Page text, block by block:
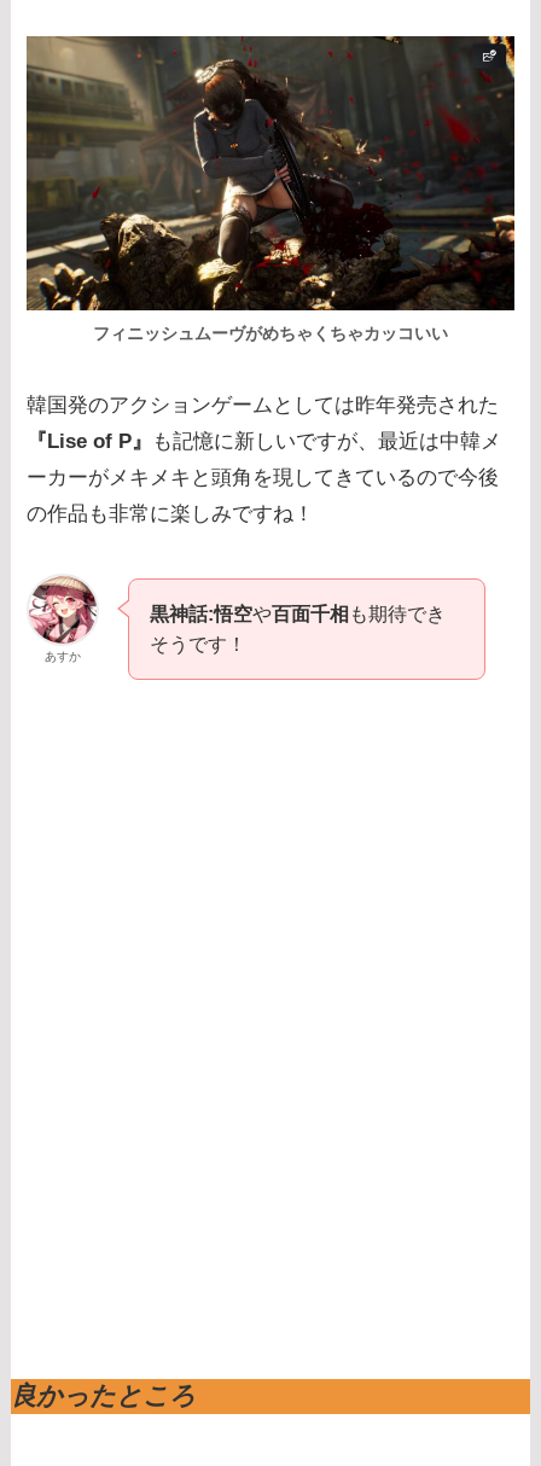
フィニッシュムーヴがめちゃくちゃカッコいい
韓国発のアクションゲームとしては昨年発売された
『Lise of P』
も記憶に新しいですが、最近は中韓メ
ーカーがメキメキと頭角を現してきているので今後
の作品も非常に楽しみですね！
あすか
黒神話:悟空や百面千相 も期待でき
そうです！
良かったところ